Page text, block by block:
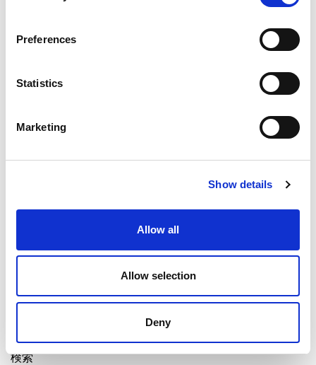
Preferences
Statistics
Marketing
Show details
Allow all
Allow selection
Deny
アプリケーション
従来の加工法では作りにくい部品も弊社の Dynamic ECM
加工では高い精度で加工できます。ECM加工は次の表面加
輪郭加工、成形加工：
定義された3D表面形状を作り出しま
エッジを定義されたR形状にします。
検索